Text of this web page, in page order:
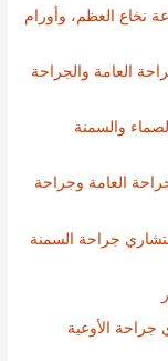
نخاع العظم، وأورام
العامة والجراحة
والسمنة
العامة وجراحة
جراحة السمنة
جراحة الأوعية